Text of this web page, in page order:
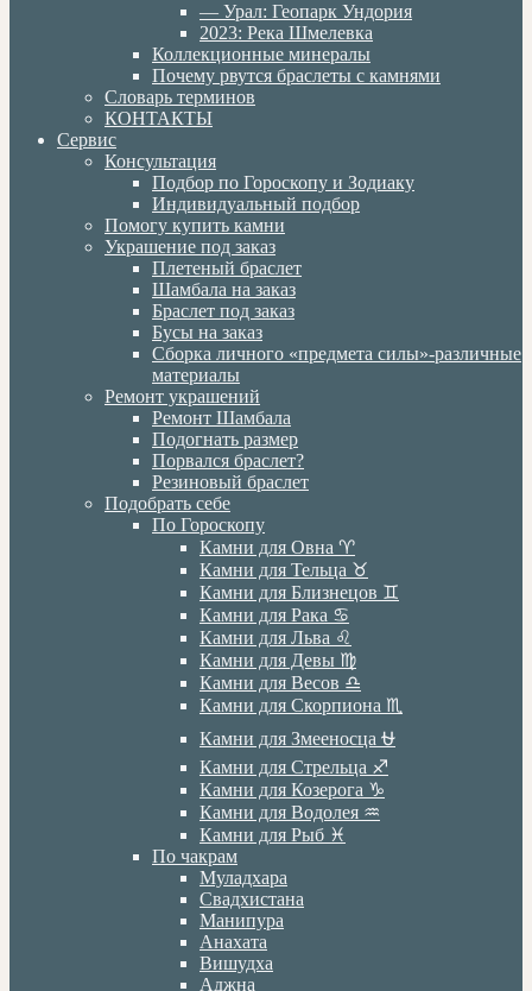
— Урал: Геопарк Ундория
2023: Река Шмелевка
Коллекционные минералы
Почему рвутся браслеты с камнями
Словарь терминов
КОНТАКТЫ
Сервис
Консультация
Подбор по Гороскопу и Зодиаку
Индивидуальный подбор
Помогу купить камни
Украшение под заказ
Плетеный браслет
Шамбала на заказ
Браслет под заказ
Бусы на заказ
Сборка личного «предмета силы»-различные
материалы
Ремонт украшений
Ремонт Шамбала
Подогнать размер
Порвался браслет?
Резиновый браслет
Подобрать себе
По Гороскопу
Камни для Овна ♈️
Камни для Тельца ♉️
Камни для Близнецов ♊️
Камни для Рака ♋️
Камни для Льва ♌️
Камни для Девы ♍️
Камни для Весов ♎️
Камни для Скорпиона ♏️
Камни для Змееносца ⛎
Камни для Стрельца ♐️
Камни для Козерога ♑️
Камни для Водолея ♒️
Камни для Рыб ♓️
По чакрам
Муладхара
Свадхистана
Манипура
Анахата
Вишудха
Аджна